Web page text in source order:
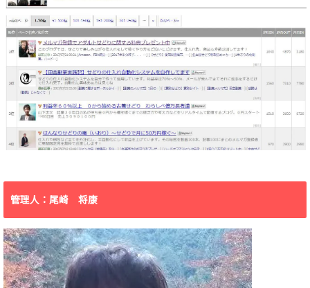
管理人：尾崎 将康